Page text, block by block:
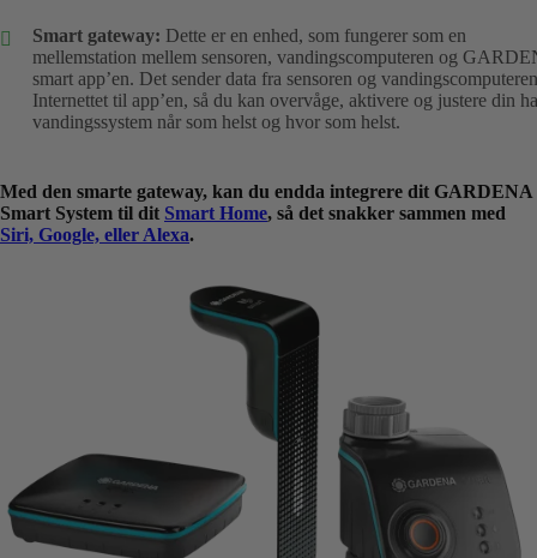
Smart gateway: Dette er en enhed, som fungerer som en
mellemstation mellem sensoren, vandingscomputeren og
smart app’en. Det sender data fra sensoren og
Internettet til app’en, så du kan overvåge, aktivere og justere din
vandingssystem når som helst og hvor som helst.
Med den smarte gateway, kan du endda integrere dit GARDENA
Smart System til dit Smart Home, så det snakker sammen med
Siri, Google, eller Alexa.